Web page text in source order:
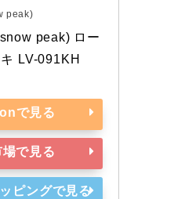
peak)
peak) ロー
LV-091KH
で見る
で見る
ピングで見る